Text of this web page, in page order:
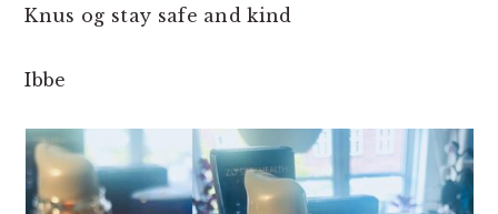
Knus og stay safe and kind
Ibbe